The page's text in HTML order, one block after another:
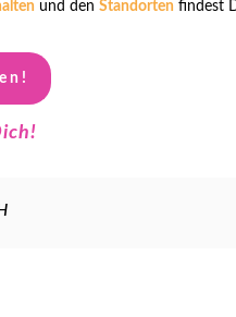
und den Standorten findest